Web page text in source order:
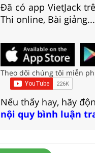
Đã có app VietJack
Thi online, Bài
Theo dõi chúng tôi miễn
Nếu thấy hay, hãy
nội quy bình luận